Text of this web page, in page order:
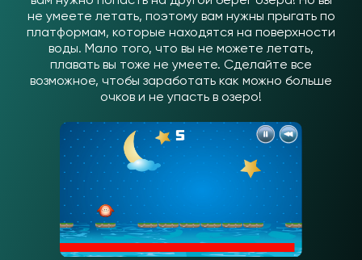
не умеете летать, поэтому вам нужны прыгать по
платформам, которые находятся на поверхности
воды. Мало того, что вы не можете летать,
плавать вы тоже не умеете. Сделайте все
возможное, чтобы заработать как можно больше
очков и не упасть в озеро!